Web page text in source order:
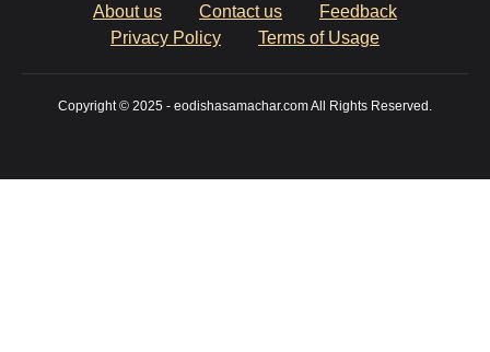
About us Contact us
Feedback
Privacy Policy
Terms of Usage
Copyright © 2025 - eodishasamachar.com All Rights Reserved.